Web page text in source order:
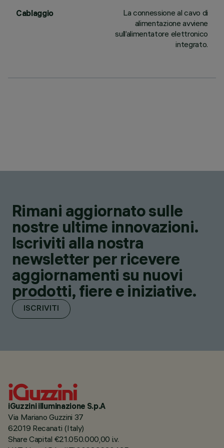
Cablaggio
La connessione al cavo di
alimentazione avviene
sull’alimentatore elettronico
integrato.
Rimani aggiornato sulle
nostre ultime innovazioni.
Iscriviti alla nostra
newsletter per ricevere
aggiornamenti su nuovi
prodotti, fiere e iniziative.
ISCRIVITI
iGuzzini illuminazione S.p.A
Via Mariano Guzzini 37
62019 Recanati (Italy)
Share Capital €21.050.000,00 i.v.